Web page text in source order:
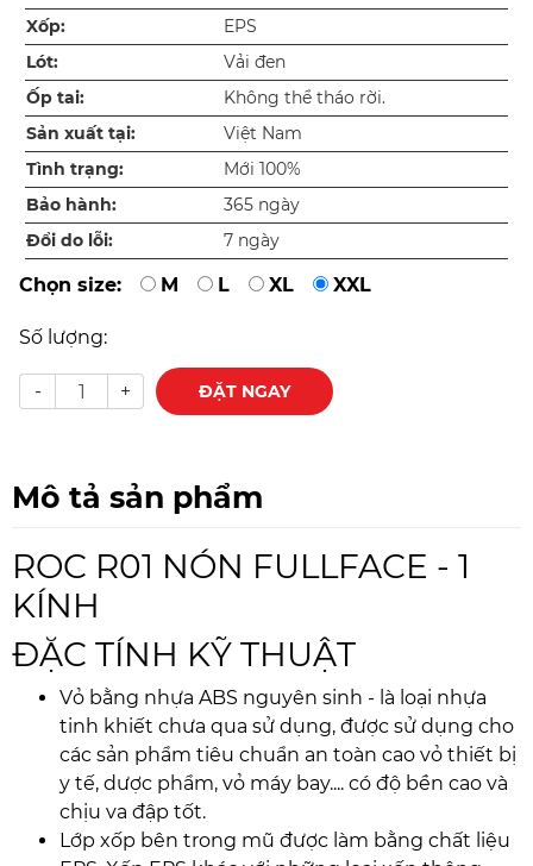
Xốp:
EPS
Lót:
Vải đen
Ốp tai:
Không thể tháo rời.
Sản xuất tại:
Việt Nam
Tình trạng:
Mới 100%
Bảo hành:
365 ngày
Đổi do lỗi:
7 ngày
Chọn size: M L XL XXL
Số lượng:
- + ĐẶT NGAY
Mô tả sản phẩm
ROC R01 NÓN FULLFACE - 1
KÍNH
ĐẶC TÍNH KỸ THUẬT
Vỏ bằng nhựa ABS nguyên sinh - là loại nhựa
tinh khiết chưa qua sử dụng, được sử dụng cho
các sản phẩm tiêu chuẩn an toàn cao vỏ thiết bị
y tế, dược phẩm, vỏ máy bay.... có độ bền cao và
chịu va đập tốt.
Lớp xốp bên trong mũ được làm bằng chất liệu